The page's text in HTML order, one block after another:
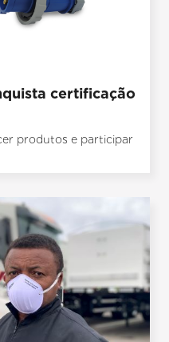
certificação
produtos e participar